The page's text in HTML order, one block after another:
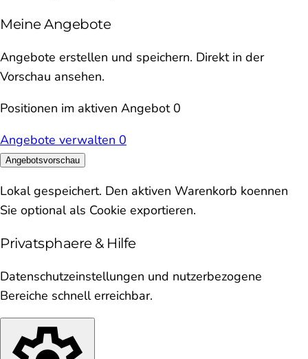
Meine Angebote
Angebote erstellen und speichern. Direkt in der
Vorschau ansehen.
Positionen im aktiven Angebot 0
Angebote verwalten 0
Angebotsvorschau
Lokal gespeichert. Den aktiven Warenkorb koennen
Sie optional als Cookie exportieren.
Privatsphaere & Hilfe
Datenschutzeinstellungen und nutzerbezogene
Bereiche schnell erreichbar.